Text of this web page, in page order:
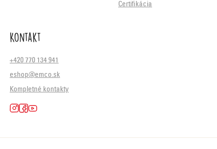
Certifikácia
Kontakt
+420 770 134 941
eshop@emco.sk
Kompletné kontakty